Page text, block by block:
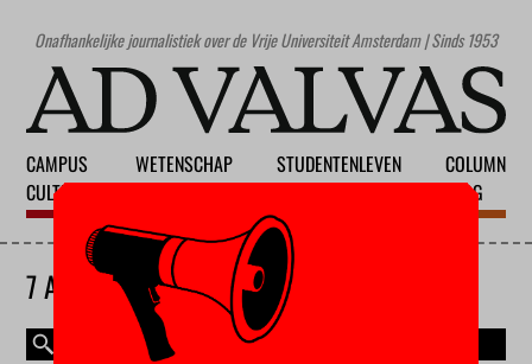
Onafhankelijke journalistiek over de Vrije Universiteit Amsterdam | Sinds 1953
CAMPUS
CULTUUR
WETENSCHAP
STUDENTENLEVEN
COLUMN
BLOG
7 AUGUSTUS 2026